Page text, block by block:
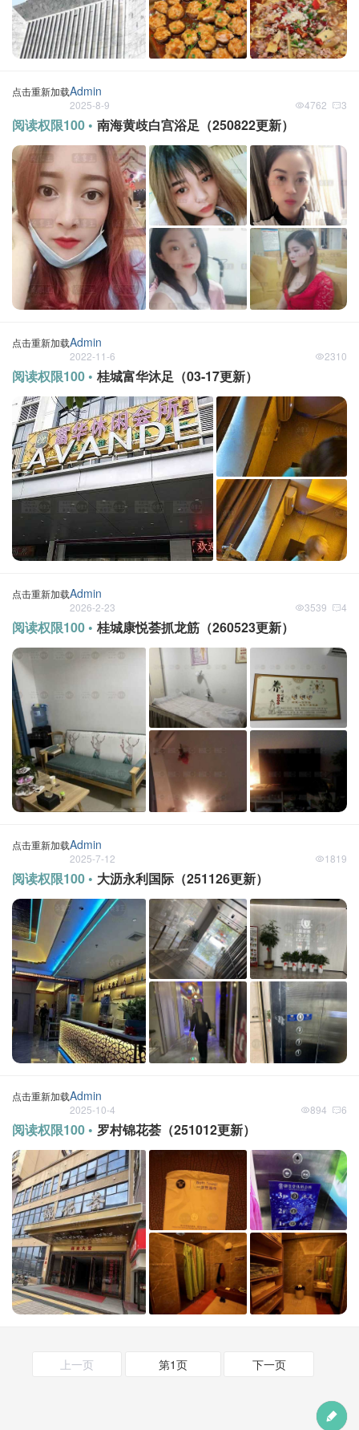
点击重新加载Admin
2025-8-9 3
4762
阅读权限100 • 南海黄歧白宫浴足（250822更新）
点击重新加载Admin
2022-11-6 2310
阅读权限100 • 桂城富华沐足（03-17更新）
点击重新加载Admin
2026-2-23 4
3539
阅读权限100 • 桂城康悦荟抓龙筋（260523更新）
点击重新加载Admin
2025-7-12 1819
阅读权限100 • 大沥永利国际（251126更新）
点击重新加载Admin
2025-10-4 6
894
阅读权限100 • 罗村锦花荟（251012更新）
上一页 第1页 下一页